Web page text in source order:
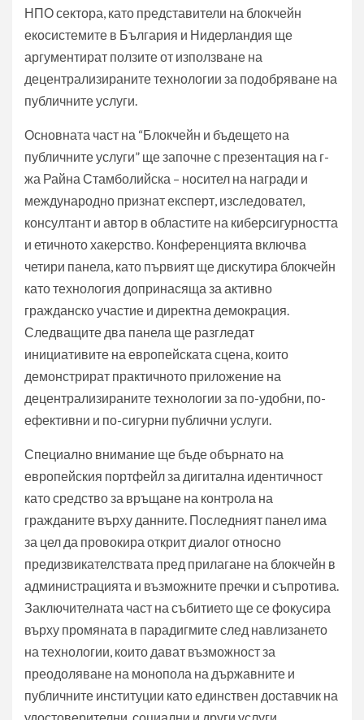
НПО сектора, като представители на блокчейн
екосистемите в България и Нидерландия ще
аргументират ползите от използване на
децентрализираните технологии за подобряване на
публичните услуги.
Основната част на “Блокчейн и бъдещето на
публичните услуги” ще започне с презентация на г-
жа Райна Стамболийска – носител на награди и
международно признат експерт, изследовател,
консултант и автор в областите на киберсигурността
и етичното хакерство. Конференцията включва
четири панела, като първият ще дискутира блокчейн
като технология допринасяща за активно
гражданско участие и директна демокрация.
Следващите два панела ще разгледат
инициативите на европейската сцена, които
демонстрират практичното приложение на
децентрализираните технологии за по-удобни, по-
ефективни и по-сигурни публични услуги.
Специално внимание ще бъде обърнато на
европейския портфейл за дигитална идентичност
като средство за връщане на контрола на
гражданите върху данните. Последният панел има
за цел да провокира открит диалог относно
предизвикателствата пред прилагане на блокчейн в
администрацията и възможните пречки и съпротива.
Заключителната част на събитието ще се фокусира
върху промяната в парадигмите след навлизането
на технологии, които дават възможност за
преодоляване на монопола на държавните и
публичните институции като единствен доставчик на